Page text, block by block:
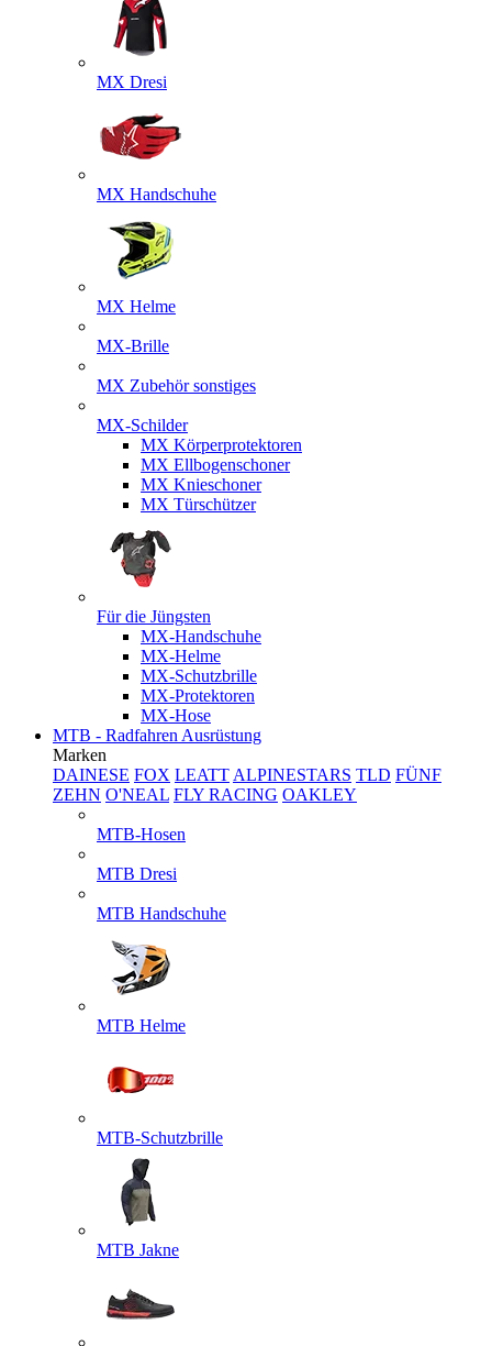
MX Dresi
MX Handschuhe
MX Helme
MX-Brille
MX Zubehör sonstiges
MX-Schilder
MX Körperprotektoren
MX Ellbogenschoner
MX Knieschoner
MX Türschützer
Für die Jüngsten
MX-Handschuhe
MX-Helme
MX-Schutzbrille
MX-Protektoren
MX-Hose
MTB - Radfahren Ausrüstung
Marken
DAINESE FOX LEATT ALPINESTARS TLD FÜNF
ZEHN O'NEAL FLY RACING OAKLEY
MTB-Hosen
MTB Dresi
MTB Handschuhe
MTB Helme
MTB-Schutzbrille
MTB Jakne